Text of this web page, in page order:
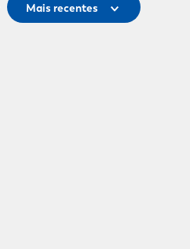
Mais recentes